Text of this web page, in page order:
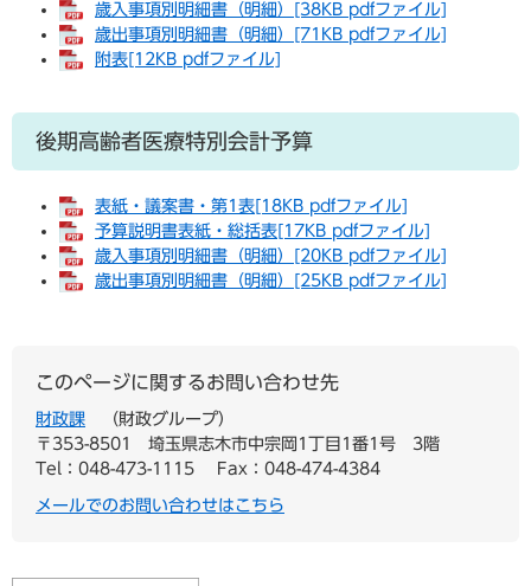
歳入事項別明細書（明細）[38KB pdfファイル]
歳出事項別明細書（明細）[71KB pdfファイル]
附表[12KB pdfファイル]
後期高齢者医療特別会計予算
表紙・議案書・第1表[18KB pdfファイル]
予算説明書表紙・総括表[17KB pdfファイル]
歳入事項別明細書（明細）[20KB pdfファイル]
歳出事項別明細書（明細）[25KB pdfファイル]
このページに関するお問い合わせ先
財政課
財政グループ
〒353-8501
埼玉県志木市中宗岡1丁目1番1号 3階
Tel：048-473-1115
Fax：048-474-4384
メールでのお問い合わせはこちら